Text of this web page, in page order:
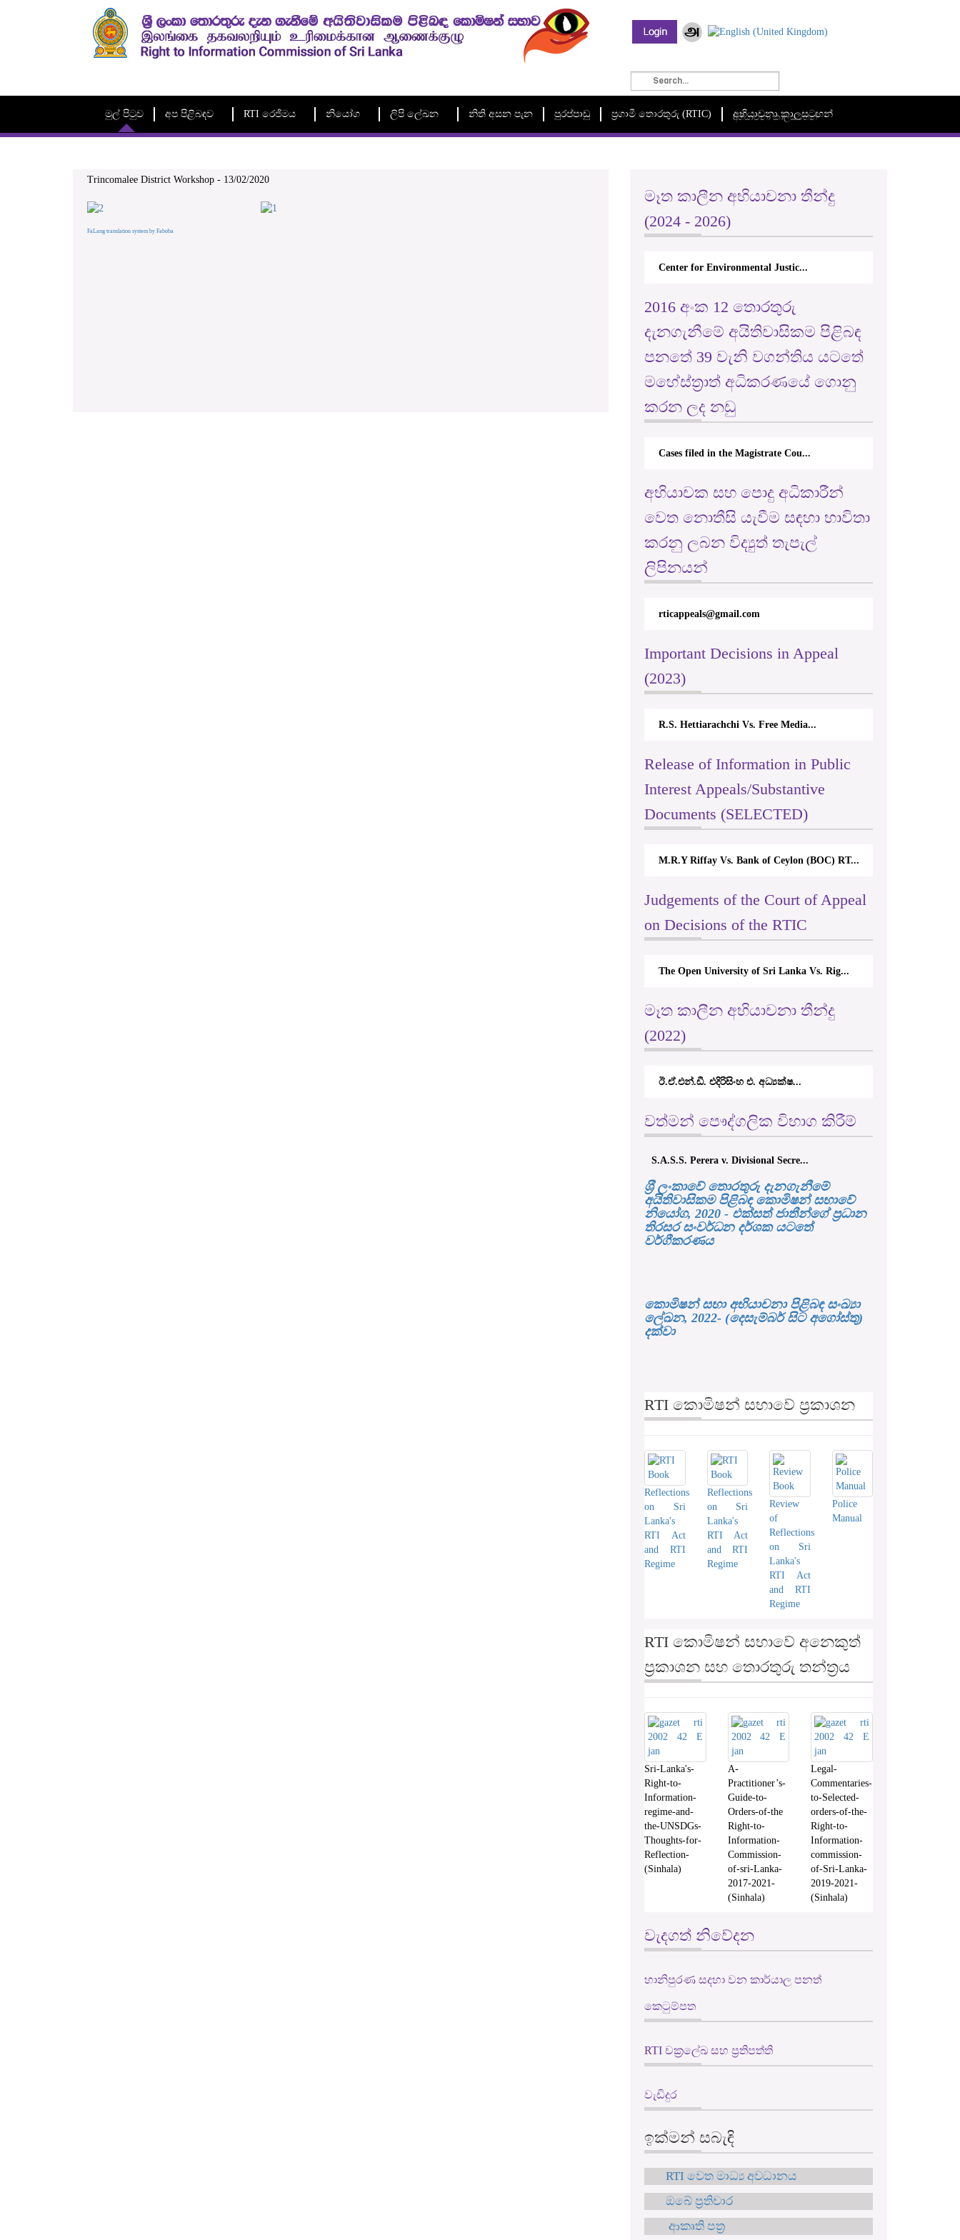
මුල් පිටුව අප පිළිබඳව RTI රෙජිමය නියෝග ලිපි ලේඛන නිති අසන පැන පුරප්පාඩු ප්‍රගාමී තොරතුරු (RTIC) අභියාචනා කාලසටහන්
අභියාචනා කාලසටහන්
Trincomalee District Workshop - 13/02/2020
FaLang translation system by Faboba
මෑත කාලීන අභියාචනා තීන්දු
(2024 - 2026)
Center for Environmental Justic...
2016 අංක 12 තොරතුරු
දැනගැනීමේ අයිතිවාසිකම පිළිබඳ
පනතේ 39 වැනි වගන්තිය යටතේ
මහේස්ත්‍රාත් අධිකරණයේ ගොනු
කරන ලද නඩු
Cases filed in the Magistrate Cou...
අභියාචක සහ පොදු අධිකාරීන්
වෙත නොතීසි යැවීම සඳහා භාවිතා
කරනු ලබන විද්‍යුත් තැපැල්
ලිපිනයන්
rticappeals@gmail.com
Important Decisions in Appeal
(2023)
R.S. Hettiarachchi Vs. Free Media...
Release of Information in Public
Interest Appeals/Substantive
Documents (SELECTED)
M.R.Y Riffay Vs. Bank of Ceylon (BOC) RT...
Judgements of the Court of Appeal
on Decisions of the RTIC
The Open University of Sri Lanka Vs. Rig...
මෑත කාලීන අභියාචනා තීන්දු
(2022)
ඊ.ඒ.එන්.ඩී. එදිරිසිංහ එ. අධ්‍යක්ෂ...
වත්මන් පෞද්ගලික විභාග කිරීම්
S.A.S.S. Perera v. Divisional Secre...
ශ‍්‍රී ලංකාවේ තොරතුරු දැනගැනීමේ
අයිතිවාසිකම පිළිබඳ කොමිෂන් සභාවේ
නියෝග, 2020 - එක්සත් ජාතීන්ගේ ප්‍රධාන
තිරසර සංවර්ධන දර්ශක යටතේ
වර්ගීකරණය
කොමිෂන් සභා අභියාචනා පිළිබඳ සංඛ්‍යා
ලේඛන, 2022- (දෙසැම්බර් සිට අගෝස්තු)
දක්වා
RTI කොමිෂන් සභාවේ ප්‍රකාශන
Reflections
on Sri
Lanka's
RTI Act
and RTI
Regime
Reflections
on Sri
Lanka's
RTI Act
and RTI
Regime
Review
of
Reflections
on Sri
Lanka's
RTI Act
and RTI
Regime
Police
Manual
RTI කොමිෂන් සභාවේ අනෙකුත්
ප්‍රකාශන සහ තොරතුරු තන්ත්‍රය
Sri-Lanka's-
Right-to-
Information-
regime-and-
the-UNSDGs-
Thoughts-for-
Reflection-
(Sinhala)
A-
Practitioner’s-
Guide-to-
Orders-of-the
Right-to-
Information-
Commission-
of-sri-Lanka-
2017-2021-
(Sinhala)
Legal-
Commentaries-
to-Selected-
orders-of-the-
Right-to-
Information-
commission-
of-Sri-Lanka-
2019-2021-
(Sinhala)
වැදගත් නිවේදන
හානිපුරණ සදහා වන කාර්යාල පනත්
කෙටුම්පත
RTI චක්‍රලේඛ සහ ප්‍රතිපත්ති
වැඩිදුර
ඉක්මන් සබැඳි
RTI වෙත මාධ්‍ය අවධානය
ඔබේ ප්‍රතිචාර
ආකෘති පත්‍ර